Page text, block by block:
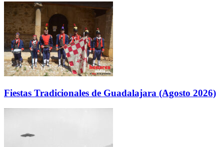
Fiestas Tradicionales de Guadalajara (Agosto 2026)